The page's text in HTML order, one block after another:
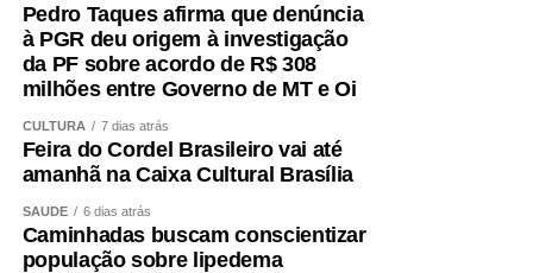
Pedro Taques afirma que denúncia
à PGR deu origem à investigação
da PF sobre acordo de R$ 308
milhões entre Governo de MT e Oi
CULTURA 7 dias atrás
Feira do Cordel Brasileiro vai até
amanhã na Caixa Cultural Brasília
SAÚDE 6 dias atrás
Caminhadas buscam conscientizar
população sobre lipedema